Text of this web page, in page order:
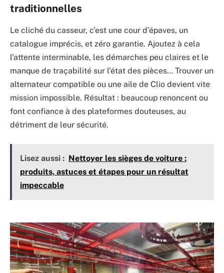
traditionnelles
Le cliché du casseur, c’est une cour d’épaves, un
catalogue imprécis, et zéro garantie. Ajoutez à cela
l’attente interminable, les démarches peu claires et le
manque de traçabilité sur l’état des pièces… Trouver un
alternateur compatible ou une aile de Clio devient vite
mission impossible. Résultat : beaucoup renoncent ou
font confiance à des plateformes douteuses, au
détriment de leur sécurité.
Lisez aussi : Nettoyer les sièges de voiture :
produits, astuces et étapes pour un résultat
impeccable